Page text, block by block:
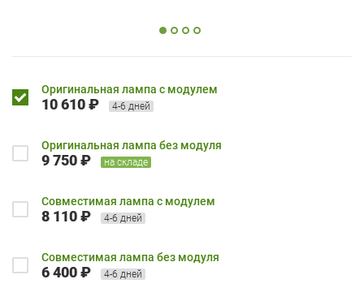
Оригинальная лампа с модулем
10 610 ₽ 4-6 дней
Оригинальная лампа без модуля
9 750 ₽ на складе
Совместимая лампа с модулем
8 110 ₽ 4-6 дней
Совместимая лампа без модуля
6 400 ₽ 4-6 дней